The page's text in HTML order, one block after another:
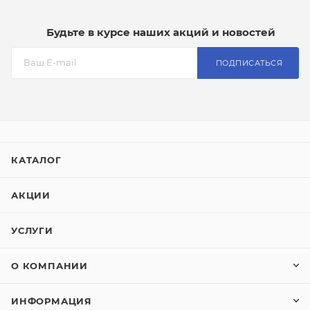
Будьте в курсе наших акций и новостей
ПОДПИСАТЬСЯ
КАТАЛОГ
АКЦИИ
УСЛУГИ
О КОМПАНИИ
ИНФОРМАЦИЯ